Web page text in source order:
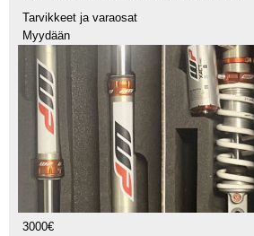
Tarvikkeet ja varaosat
Myydään
3000€